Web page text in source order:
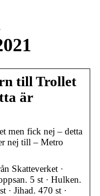
till Trollet
är
men fick nej – detta
nej till – Metro
Skatteverket ·
5 st · Hulken.
· Jihad. 470 st ·